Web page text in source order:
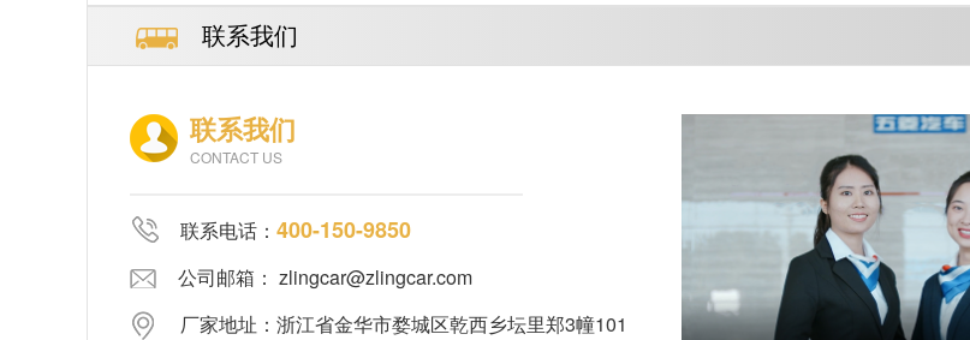
联系我们
联系我们
CONTACT US
联系电话： 400-150-9850
公司邮箱： zlingcar@zlingcar.com
厂家地址：浙江省金华市婺城区乾西乡坛里郑3幢101